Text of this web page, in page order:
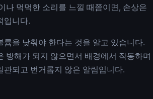
나 먹먹한 소리를 느낄 때쯤이면, 손상은
입니다.
륨을 낮춰야 한다는 것을 알고 있습니다.
방해가 되지 않으면서 배경에서 작동하며
관되고 번거롭지 않은 알림입니다.